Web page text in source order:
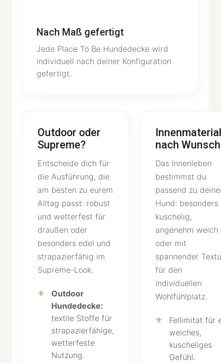
Nach Maß gefertigt
Jede Place To Be Hundedecke wird
individuell nach deiner Konfiguration
gefertigt.
Outdoor oder
Supreme?
Entscheide dich für
die Ausführung, die
am besten zu eurem
Alltag passt: robust
und wetterfest für
draußen oder
besonders edel und
strapazierfähig im
Supreme-Look.
Outdoor
Hundedecke:
textile Stoffe für
strapazierfähige,
wetterfeste
Nutzung.
Innenmaterial
nach Wunsch
Das Innenleben
bestimmst du
passend zu
Hund: besonders
kuschelig,
angenehm weich
oder mit
spannender
für den
individuellen
Wohlfühlplatz.
Fellimitat für
weiches,
kuscheliges
Gefühl.